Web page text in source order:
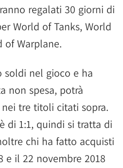
regalati 30 giorni di
World of Tanks, World
of Warplane.
soldi nel gioco e ha
non spesa, potrà
tre titoli citati sopra.
di 1:1, quindi si tratta di
chi ha fatto acquisti
e il 22 novembre 2018